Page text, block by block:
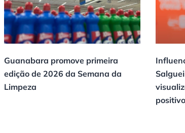
Guanabara promove primeira
edição de 2026 da Semana da
Limpeza